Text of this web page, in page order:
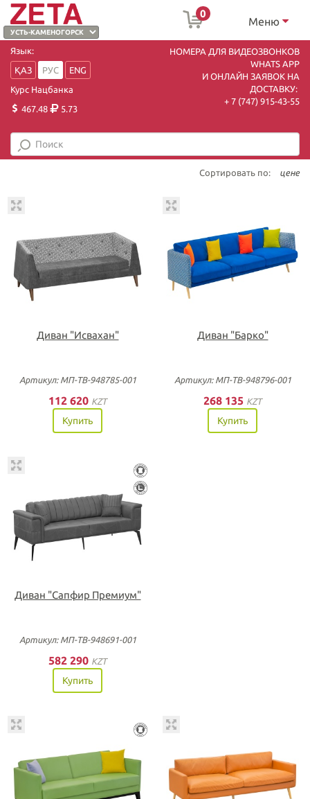
0
Меню
Язык:
ҚАЗ
РУС
ENG
Курс Нацбанка
467.48
5.73
НОМЕРА ДЛЯ ВИДЕОЗВОНКОВ
WHATS APP
И ОНЛАЙН ЗАЯВОК НА
ДОСТАВКУ:
+ 7 (747) 915-43-55
Сортировать по: цене
Диван "Исвахан"
Артикул: МП-ТВ-948785-001
112 620 KZT
Купить
Диван "Барко"
Артикул: МП-ТВ-948796-001
268 135 KZT
Купить
Диван "Сапфир Премиум"
Артикул: МП-ТВ-948691-001
582 290 KZT
Купить